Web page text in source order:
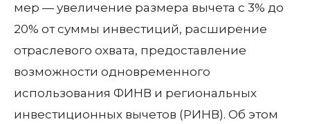
мер — увеличение размера вычета с 3% до
20% от суммы инвестиций, расширение
отраслевого охвата, предоставление
возможности одновременного
использования ФИНВ и региональных
инвестиционных вычетов (РИНВ). Об этом